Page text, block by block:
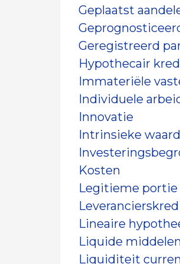
Geplaatst
Geregistreerd
Hypothecair
Immateriële
Individuele
Innovatie
Intrinsieke
Kosten
Legitieme portie
Lineaire
Liquide
Liquiditeit